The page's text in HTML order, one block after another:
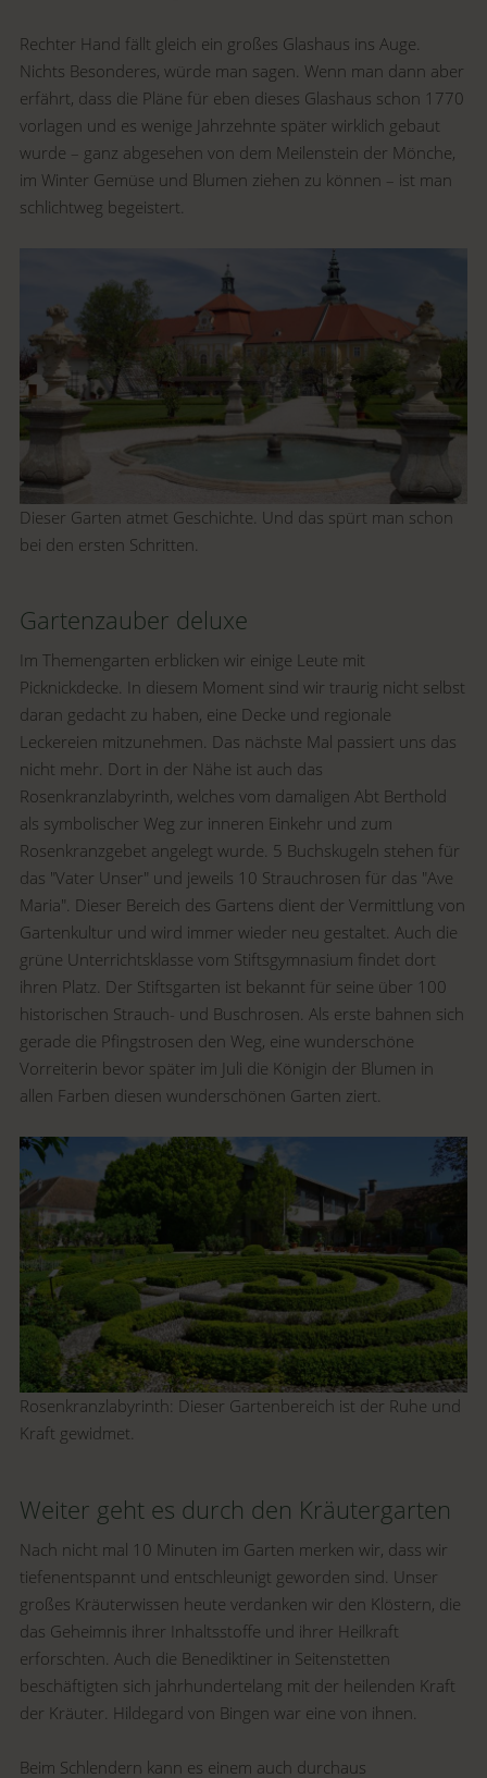
Rechter Hand fällt gleich ein großes Glashaus ins Auge.
Nichts Besonderes, würde man sagen. Wenn man dann aber
erfährt, dass die Pläne für eben dieses Glashaus schon 1770
vorlagen und es wenige Jahrzehnte später wirklich gebaut
wurde – ganz abgesehen von dem Meilenstein der Mönche,
im Winter Gemüse und Blumen ziehen zu können – ist man
schlichtweg begeistert.
Dieser Garten atmet Geschichte. Und das spürt man schon
bei den ersten Schritten.
Gartenzauber deluxe
Im Themengarten erblicken wir einige Leute mit
Picknickdecke. In diesem Moment sind wir traurig nicht selbst
daran gedacht zu haben, eine Decke und regionale
Leckereien mitzunehmen. Das nächste Mal passiert uns das
nicht mehr. Dort in der Nähe ist auch das
Rosenkranzlabyrinth, welches vom damaligen Abt Berthold
als symbolischer Weg zur inneren Einkehr und zum
Rosenkranzgebet angelegt wurde. 5 Buchskugeln stehen für
das "Vater Unser" und jeweils 10 Strauchrosen für das "Ave
Maria". Dieser Bereich des Gartens dient der Vermittlung von
Gartenkultur und wird immer wieder neu gestaltet. Auch die
grüne Unterrichtsklasse vom Stiftsgymnasium findet dort
ihren Platz. Der Stiftsgarten ist bekannt für seine über 100
historischen Strauch- und Buschrosen. Als erste bahnen sich
gerade die Pfingstrosen den Weg, eine wunderschöne
Vorreiterin bevor später im Juli die Königin der Blumen in
allen Farben diesen wunderschönen Garten ziert.
Rosenkranzlabyrinth: Dieser Gartenbereich ist der Ruhe und
Kraft gewidmet.
Weiter geht es durch den Kräutergarten
Nach nicht mal 10 Minuten im Garten merken wir, dass wir
tiefenentspannt und entschleunigt geworden sind. Unser
großes Kräuterwissen heute verdanken wir den Klöstern, die
das Geheimnis ihrer Inhaltsstoffe und ihrer Heilkraft
erforschten. Auch die Benediktiner in Seitenstetten
beschäftigten sich jahrhundertelang mit der heilenden Kraft
der Kräuter. Hildegard von Bingen war eine von ihnen.
Beim Schlendern kann es einem auch durchaus